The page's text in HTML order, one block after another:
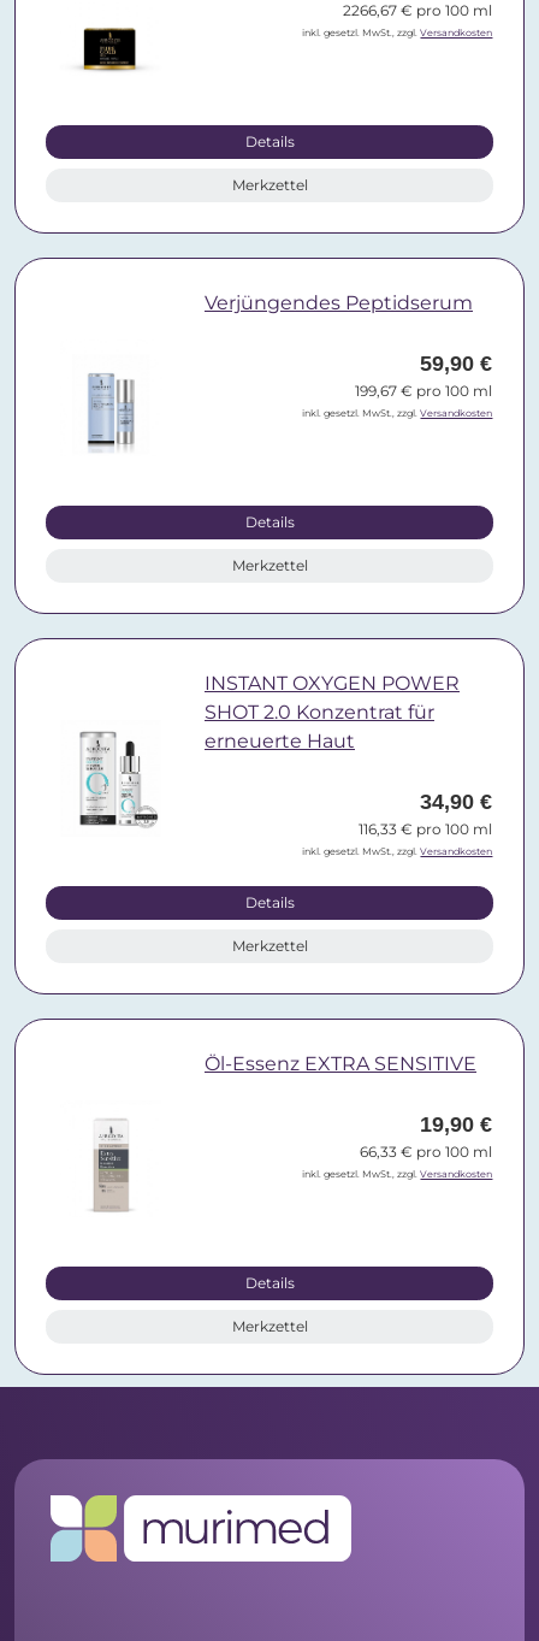
2266,67 € pro 100 ml
inkl. gesetzl. MwSt., zzgl.Versandkosten
Details
Merkzettel
Verjüngendes Peptidserum
59,90 €
199,67 € pro 100 ml
inkl. gesetzl. MwSt., zzgl.Versandkosten
Details
Merkzettel
INSTANT OXYGEN POWER
SHOT 2.0 Konzentrat für
erneuerte Haut
34,90 €
116,33 € pro 100 ml
inkl. gesetzl. MwSt., zzgl.Versandkosten
Details
Merkzettel
Öl-Essenz EXTRA SENSITIVE
19,90 €
66,33 € pro 100 ml
inkl. gesetzl. MwSt., zzgl.Versandkosten
Details
Merkzettel